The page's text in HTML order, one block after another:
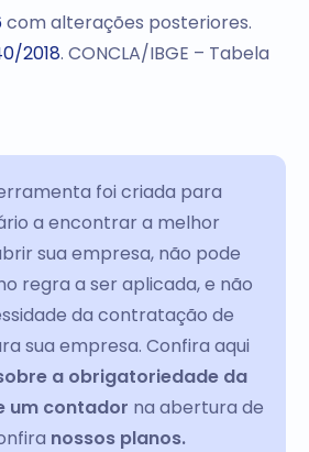
com alterações posteriores.
2018. CONCLA/IBGE – Tabela
foi criada para
a encontrar a melhor
sua empresa, não pode
regra a ser aplicada, e não
da contratação de
sua empresa. Confira aqui
a obrigatoriedade da
um contador na abertura de
nossos planos.